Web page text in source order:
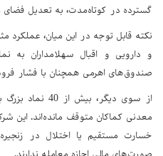
گسترده در کوتاه‌مدت، به تعدیل
نکته قابل توجه در این میان، عملکرد
و دارویی و اقبال سهلامداران به
صندوق‌های اهرمی همچنان با فشار
از سوی دیگر،
معدنی کماکان متوقف مانده‌اند. این
خسارت مستقیم یا اختلال در